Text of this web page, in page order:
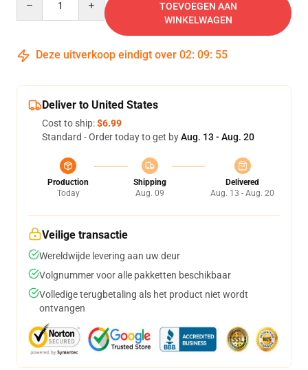
TOEVOEGEN AAN
WINKELWAGEN
Deze uitverkoop eindigt over 02: 09: 54
Deliver to United States
Cost to ship:$6.99
Standard - Order today to get byAug. 13 - Aug. 20
Production
Today
Shipping
Aug. 09
Delivered
Aug. 13 - Aug. 20
Veilige transactie
Wereldwijde levering aan uw deur
Volgnummer voor alle pakketten beschikbaar
Volledige terugbetaling als het product niet wordt
ontvangen